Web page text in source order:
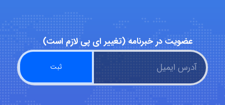
abolfazlkoshehe
abolfazlkoshehe
عضویت در خبرنامه (تغییر ای پی لازم است)